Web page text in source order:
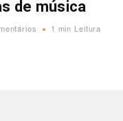
de música
1 min Leitura